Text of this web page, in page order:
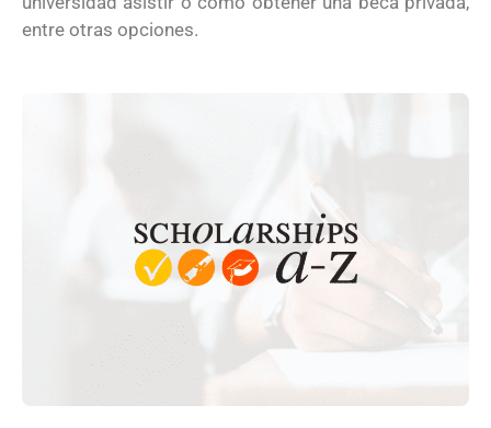
entre otras opciones.